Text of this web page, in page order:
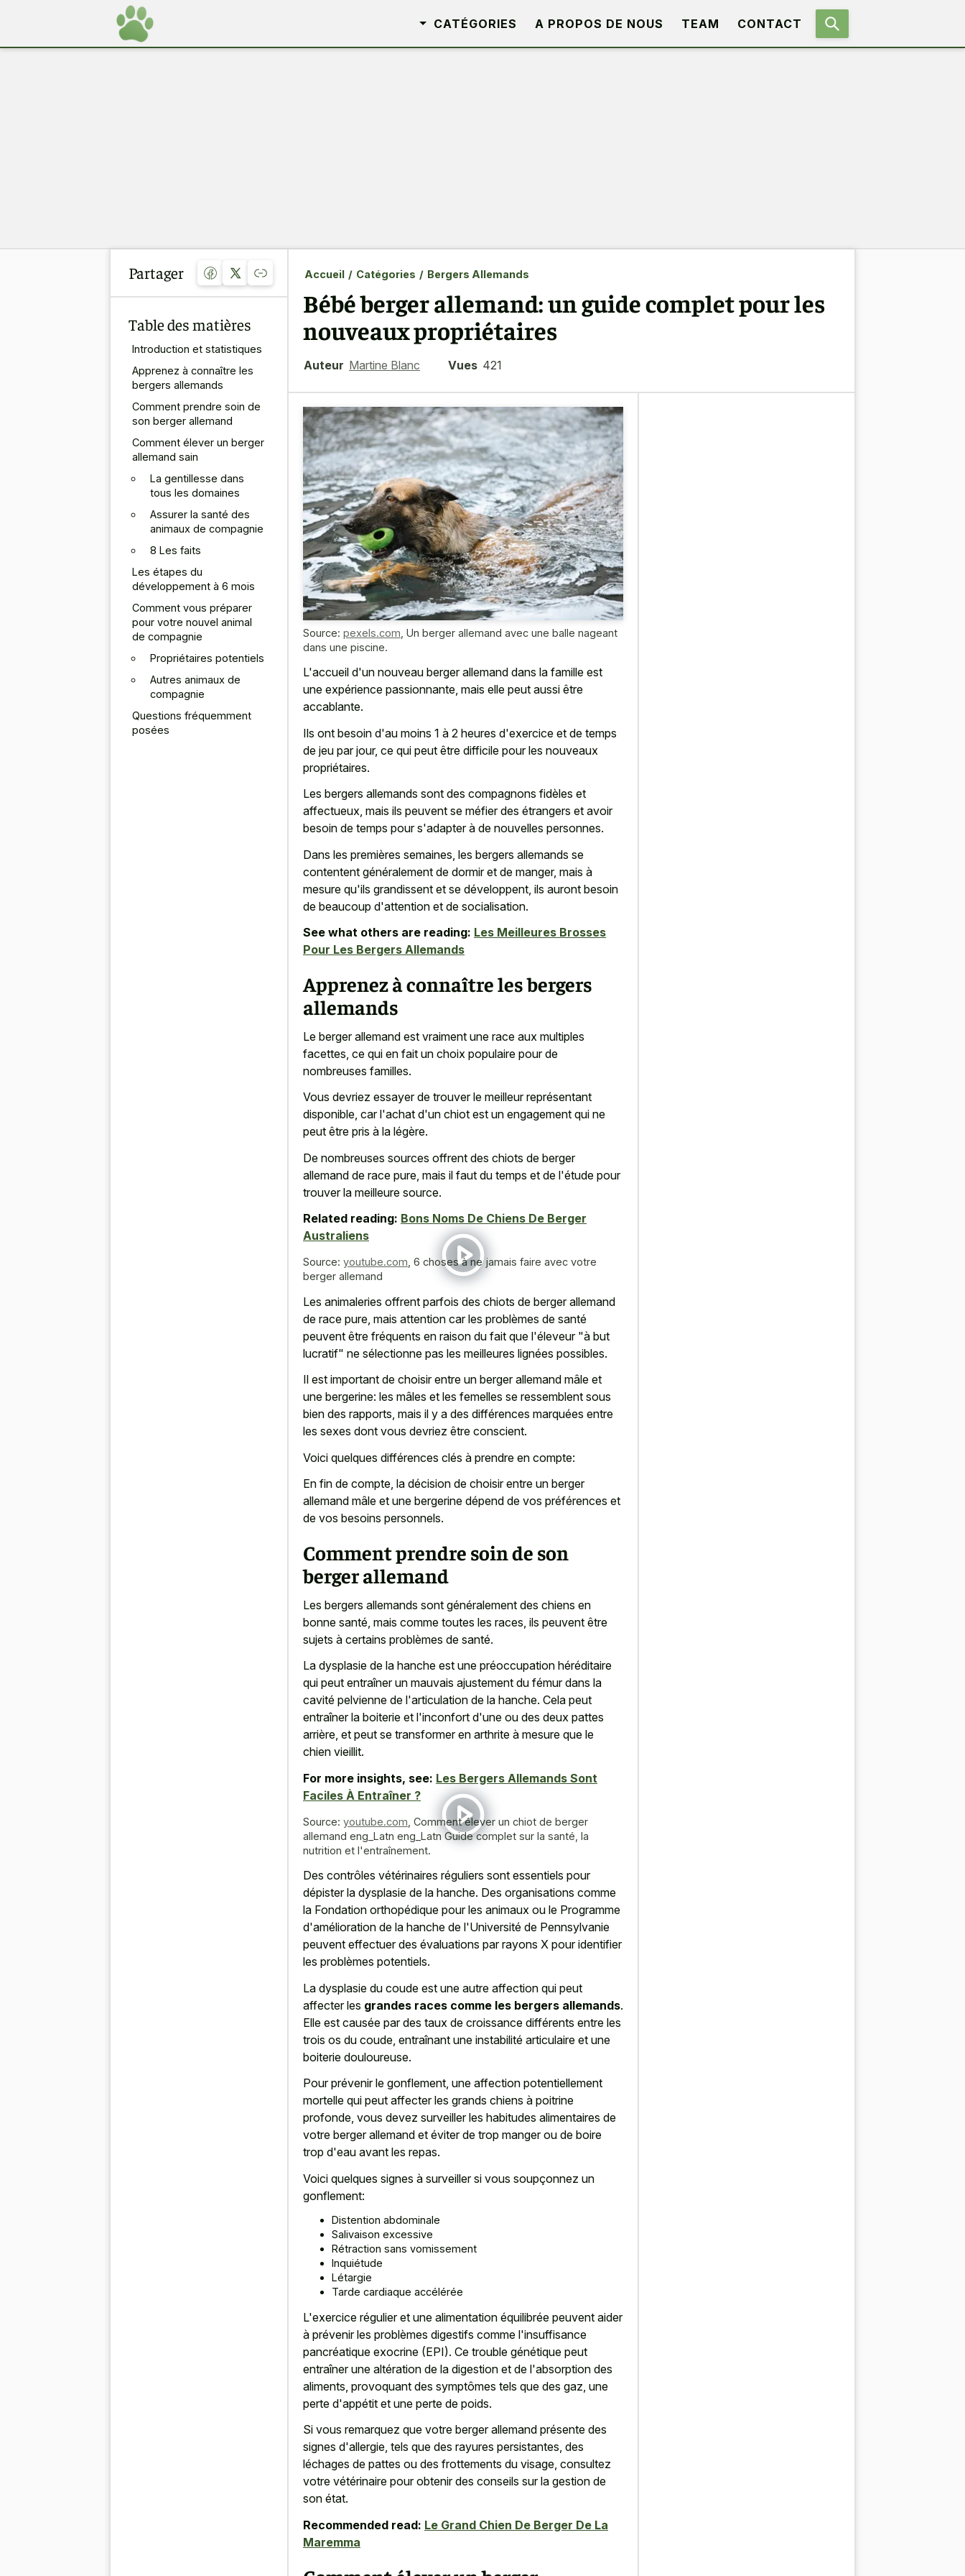
CATÉGORIES A PROPOS DE NOUS TEAM CONTACT
Partager
Table des matières
Introduction et statistiques
Apprenez à connaître les
bergers allemands
Comment prendre soin de
son berger allemand
Comment élever un berger
allemand sain
La gentillesse dans
tous les domaines
Assurer la santé des
animaux de compagnie
8 Les faits
Les étapes du
développement à 6 mois
Comment vous préparer
pour votre nouvel animal
de compagnie
Propriétaires potentiels
Autres animaux de
compagnie
Questions fréquemment
posées
Accueil / Catégories / Bergers Allemands
Bébé berger allemand: un guide complet pour les
nouveaux propriétaires
Auteur Martine Blanc Vues 421
Source: pexels.com Un berger allemand avec une balle nageant
dans une piscine.
L'accueil d'un nouveau berger allemand dans la famille est
une expérience passionnante, mais elle peut aussi être
accablante.
Ils ont besoin d'au moins 1 à 2 heures d'exercice et de temps
de jeu par jour, ce qui peut être difficile pour les nouveaux
propriétaires.
Les bergers allemands sont des compagnons fidèles et
affectueux, mais ils peuvent se méfier des étrangers et avoir
besoin de temps pour s'adapter à de nouvelles personnes.
Dans les premières semaines, les bergers allemands se
contentent généralement de dormir et de manger, mais à
mesure qu'ils grandissent et se développent, ils auront besoin
de beaucoup d'attention et de socialisation.
See what others are reading: Les Meilleures Brosses
Pour Les Bergers Allemands
Apprenez à connaître les bergers
allemands
Le berger allemand est vraiment une race aux multiples
facettes, ce qui en fait un choix populaire pour de
nombreuses familles.
Vous devriez essayer de trouver le meilleur représentant
disponible, car l'achat d'un chiot est un engagement qui ne
peut être pris à la légère.
De nombreuses sources offrent des chiots de berger
allemand de race pure , mais il faut du temps et de l'étude pour
trouver la meilleure source.
Related reading: Bons Noms De Chiens De Berger
Australiens
Source: youtube.com 6 choses à ne jamais faire avec votre
berger allemand
Les animaleries offrent parfois des chiots de berger allemand
de race pure , mais attention car les problèmes de santé
peuvent être fréquents en raison du fait que l'éleveur "à but
lucratif" ne sélectionne pas les meilleures lignées possibles.
Il est important de choisir entre un berger allemand mâle et
une bergerine: les mâles et les femelles se ressemblent sous
bien des rapports, mais il y a des différences marquées entre
les sexes dont vous devriez être conscient.
Voici quelques différences clés à prendre en compte:
En fin de compte, la décision de choisir entre un berger
allemand mâle et une bergerine dépend de vos préférences et
de vos besoins personnels.
Comment prendre soin de son
berger allemand
Les bergers allemands sont généralement des chiens en
bonne santé, mais comme toutes les races, ils peuvent être
sujets à certains problèmes de santé.
La dysplasie de la hanche est une préoccupation héréditaire
qui peut entraîner un mauvais ajustement du fémur dans la
cavité pelvienne de l'articulation de la hanche. Cela peut
entraîner la boiterie et l'inconfort d'une ou des deux pattes
arrière, et peut se transformer en arthrite à mesure que le
chien vieillit.
For more insights, see: Les Bergers Allemands Sont
Faciles À Entraîner ?
Source: youtube.com Comment élever un chiot de berger
allemand eng_Latn eng_Latn Guide complet sur la santé, la
nutrition et l'entraînement.
Des contrôles vétérinaires réguliers sont essentiels pour
dépister la dysplasie de la hanche. Des organisations comme
la Fondation orthopédique pour les animaux ou le Programme
d'amélioration de la hanche de l'Université de Pennsylvanie
peuvent effectuer des évaluations par rayons X pour identifier
les problèmes potentiels.
La dysplasie du coude est une autre affection qui peut
affecter les grandes races comme les bergers allemands.
Elle est causée par des taux de croissance différents entre les
trois os du coude, entraînant une instabilité articulaire et une
boiterie douloureuse.
Pour prévenir le gonflement, une affection potentiellement
mortelle qui peut affecter les grands chiens à poitrine
profonde, vous devez surveiller les habitudes alimentaires de
votre berger allemand et éviter de trop manger ou de boire
trop d'eau avant les repas.
Voici quelques signes à surveiller si vous soupçonnez un
gonflement:
Distention abdominale
Salivaison excessive
Rétraction sans vomissement
Inquiétude
Létargie
Tarde cardiaque accélérée
L'exercice régulier et une alimentation équilibrée peuvent aider
à prévenir les problèmes digestifs comme l'insuffisance
pancréatique exocrine (EPI). Ce trouble génétique peut
entraîner une altération de la digestion et de l'absorption des
aliments, provoquant des symptômes tels que des gaz, une
perte d'appétit et une perte de poids.
Si vous remarquez que votre berger allemand présente des
signes d'allergie, tels que des rayures persistantes, des
léchages de pattes ou des frottements du visage, consultez
votre vétérinaire pour obtenir des conseils sur la gestion de
son état.
Recommended read: Le Grand Chien De Berger De La
Maremma